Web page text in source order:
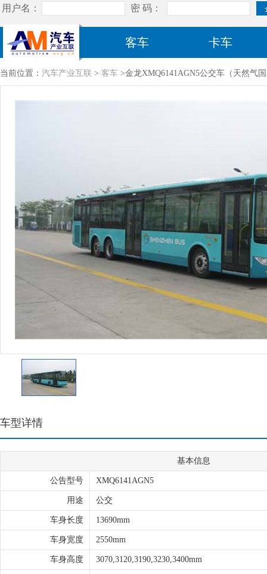
客车 卡车
当前位置： 汽车产业互联 > 客车 >金龙XMQ6141AGN5公交车（天然气
车型详情
基本信息
公告型号 XMQ6141AGN5
用途 公交
车身长度 13690mm
车身宽度 2550mm
车身高度 3070,3120,3190,3230,3400mm